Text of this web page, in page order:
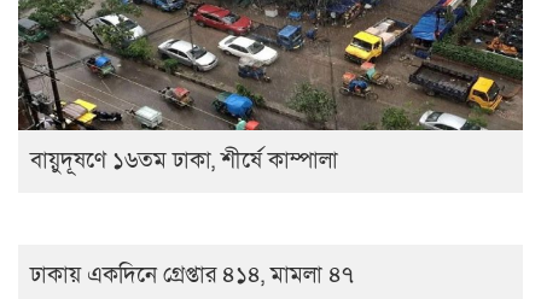
বায়ুদূষণে ১৬তম ঢাকা, শীর্ষে কাম্পালা
ঢাকায় একদিনে গ্রেপ্তার ৪১৪, মামলা ৪৭